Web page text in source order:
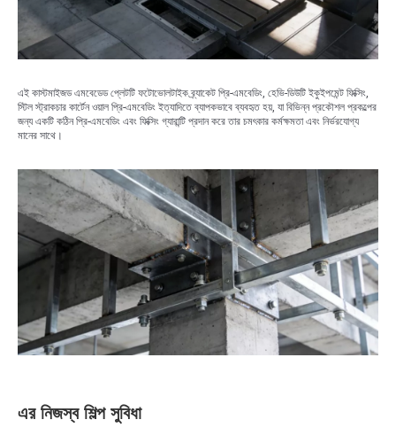
এই কাস্টমাইজড এমবেডেড প্লেটটি ফটোভোলটাইক ব্র্যাকেট প্রি-এমবেডিং, হেভি-ডিউটি ​​ইকুইপমেন্ট ফিক্সিং,
স্টিল স্ট্রাকচার কার্টেন ওয়াল প্রি-এমবেডিং ইত্যাদিতে ব্যাপকভাবে ব্যবহৃত হয়, যা বিভিন্ন প্রকৌশল প্রকল্পের
জন্য একটি কঠিন প্রি-এমবেডিং এবং ফিক্সিং গ্যারান্টি প্রদান করে তার চমৎকার কর্মক্ষমতা এবং নির্ভরযোগ্য
মানের সাথে।
এর নিজস্ব শিল্প সুবিধা